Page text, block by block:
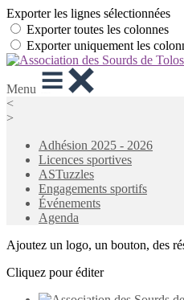
Exporter les lignes sélectionnées
Exporter toutes les colonnes
Exporter uniquement les
Menu
<
>
Adhésion 2025 - 2026
Licences sportives
ASTuzzles
Engagements sportifs
Événements
Agenda
Ajoutez un logo, un bouton, des
Cliquez pour éditer